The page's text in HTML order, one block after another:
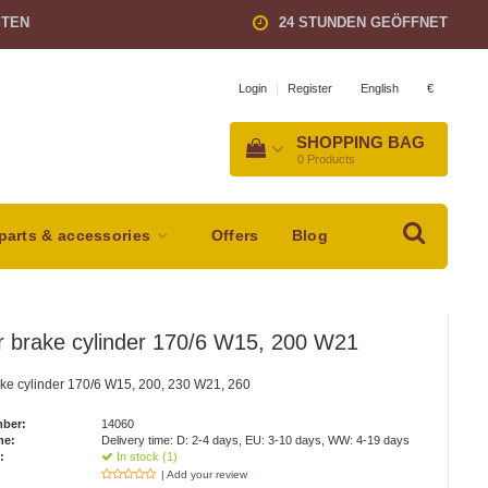
24 STUNDEN GEÖFFNET
Login | Register English €
SHOPPING BAG
0 Products
& accessories Offers Blog
brake cylinder 170/6 W15, 200 W21
cylinder 170/6 W15, 200, 230 W21, 260
14060
Delivery time: D: 2-4 days, EU: 3-10 days, WW: 4-19 days
In stock (1)
| Add your review